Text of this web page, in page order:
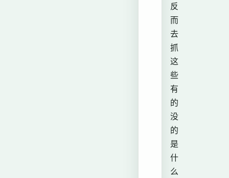
反
而
去
抓
这
些
有
的
没
的
是
什
么